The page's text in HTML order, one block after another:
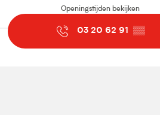
Openingstijden bekijken
03 20 62 91 ▒▒